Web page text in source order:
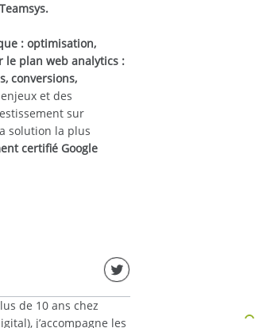
: optimisation,
le plan web analytics :
conversions,
et des
sur
solution la plus
certifié Google
de 10 ans chez
j’accompagne les